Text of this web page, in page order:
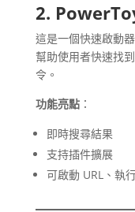
2.
這是一個快速啟動
幫助使用者快速找
令。
功能亮點：
即時搜尋結果
支持插件擴展
可啟動 URL、執